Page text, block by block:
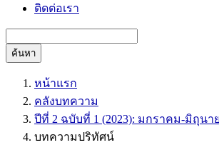
ติดต่อเรา
ค้นหา
หน้าแรก
คลังบทความ
ปีที่ 2 ฉบับที่ 1 (2023): มกราคม-มิถุนา
บทความปริทัศน์